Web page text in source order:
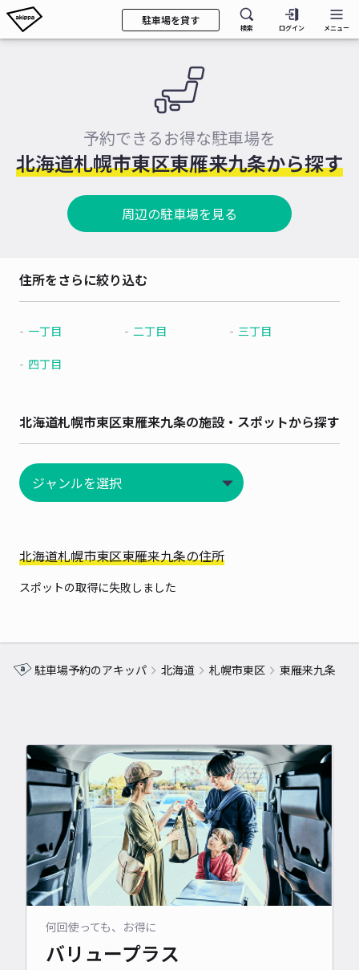
駐車場を貸す
検索 ログイン メニュー
予約できるお得な駐車場を
北海道札幌市東区東雁来九条から探す
周辺の駐車場を見る
住所をさらに絞り込む
一丁目 二丁目 三丁目
四丁目
北海道札幌市東区東雁来九条の施設・スポットから探す
北海道札幌市東区東雁来九条の住所
スポットの取得に失敗しました
駐車場予約のアキッパ 北海道 札幌市東区 東雁来九条
何回使っても、お得に
バリュープラス